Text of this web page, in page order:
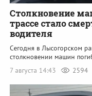
Столкновение
трассе стало
водителя
Сегодня в Лысогорском
столкновении машин
7 августа 14:43
2594